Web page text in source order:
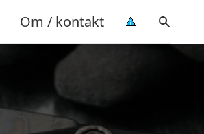
Om / kontakt